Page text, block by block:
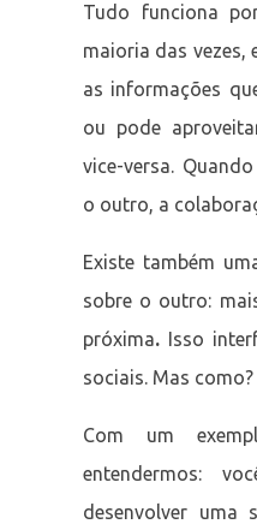
Tudo funciona
maioria das vezes,
as informações
ou pode
vice-versa.
o outro, a
Existe também
sobre o outro:
próxima. Isso
sociais. Mas como?
Com um
entendermos:
desenvolver uma